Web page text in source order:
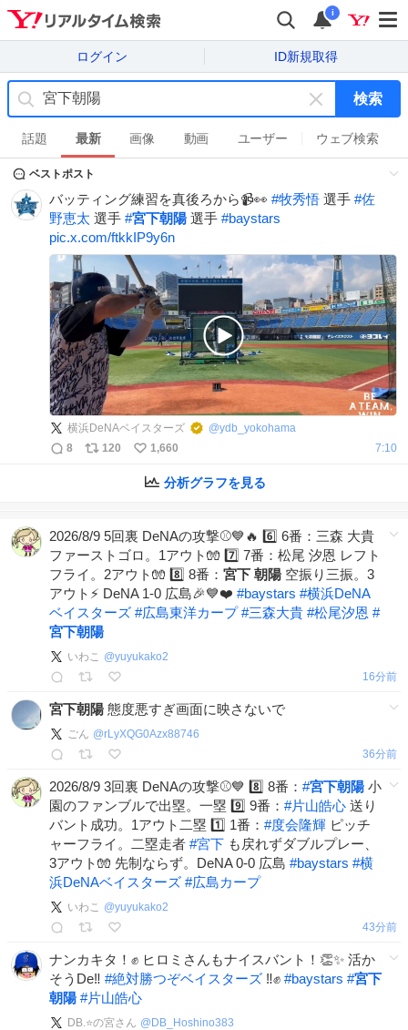
i
ログイン ID新規取得
キ
ー
ワ
ド
す
検索
話題 最新 画像 動画 ユーザー ウェブ検索
ベストポスト
バッティング練習を真後ろから📹👀 #牧秀悟 選手 #佐
野恵太 選手 #宮下朝陽 選手 #baystars
pic.x.com/ftkkIP9y6n
横浜DeNAベイスターズ @ydb_yokohama
8
120 1,660 7:10
分析グラフを見る
2026/8/9 5回裏 DeNAの攻撃⚾️💙🔥 6️⃣ 6番：三森 大貴
ファーストゴロ。1アウト🧤 7️⃣ 7番：松尾 汐恩 レフト
フライ。2アウト🧤 8️⃣ 8番： 宮下 朝陽 空振り三振。3
アウト⚡️ DeNA 1-0 広島🎉💙❤️ #baystars #横浜DeNA
ベイスターズ #広島東洋カープ #三森大貴 #松尾汐恩 #
宮下朝陽
いわこ @yuyukako2
16分前
宮下朝陽 態度悪すぎ画面に映さないで
ごん @rLyXQG0Azx88746
36分前
2026/8/9 3回裏 DeNAの攻撃⚾️💙 8️⃣ 8番： #宮下朝陽 小
園のファンブルで出塁。一塁 9️⃣ 9番： #片山皓心 送り
バント成功。1アウト二塁 1️⃣ 1番： #度会隆輝 ピッチ
ャーフライ。二塁走者 #宮下 も戻れずダブルプレー、
3アウト🧤 先制ならず。DeNA 0-0 広島 #baystars #横
浜DeNAベイスターズ #広島カープ
いわこ @yuyukako2
43分前
ナンカキタ！✊ ヒロミさんもナイスバント！👏✨ 活か
そうDe‼︎ #絶対勝つぞベイスターズ ‼︎✊ #baystars #宮下
朝陽 #片山皓心
DB.⭐️の宮さん @ DB_Hoshino383